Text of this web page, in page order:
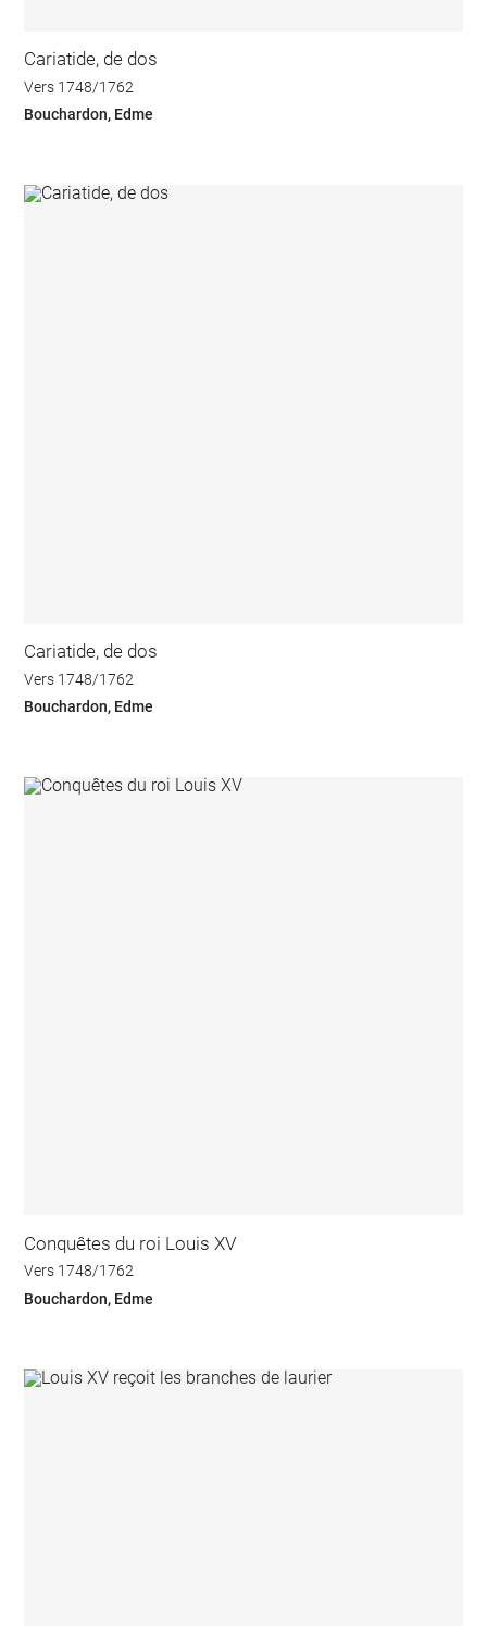
Cariatide, de dos
Vers 1748/1762
Bouchardon, Edme
Cariatide, de dos
Vers 1748/1762
Bouchardon, Edme
Conquêtes du roi Louis XV
Vers 1748/1762
Bouchardon, Edme